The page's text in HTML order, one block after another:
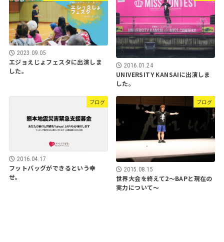
2023.09.05
エジョえじょフェスタに出演しま
した。
2016.01.24
UNIVERSITY KANSAIに出演しま
した。
ブログ
2016.04.17
フットバッグができるという幸
せ。
ブログ
2015.08.15
世界大会を終えて2〜BAPと現在の
実力について〜